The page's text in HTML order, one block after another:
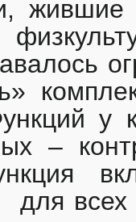
жившие
у
–
для всех